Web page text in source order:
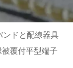
ンドと配線器具
被覆付平型端子